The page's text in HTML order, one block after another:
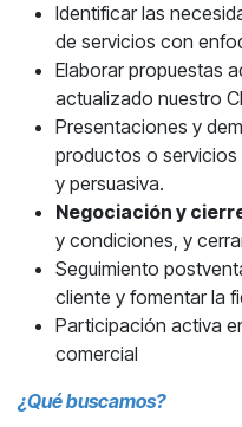
Identificar las
de servicios con
Elaborar propuestas
actualizado nuestro
Presentaciones y
productos o servicios
y persuasiva.
Negociación y
y condiciones, y
Seguimiento
cliente y fomentar la
Participación activa
comercial
¿Qué buscamos?